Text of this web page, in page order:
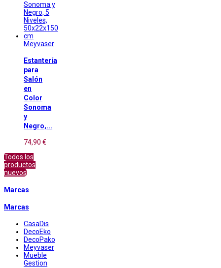
Meyvaser
Estantería
para
Salón
en
Color
Sonoma
y
Negro,...
74,90 €
Todos los
productos
nuevos
Marcas
Marcas
CasaDis
DecoEko
DecoPako
Meyvaser
Mueble
Gestion